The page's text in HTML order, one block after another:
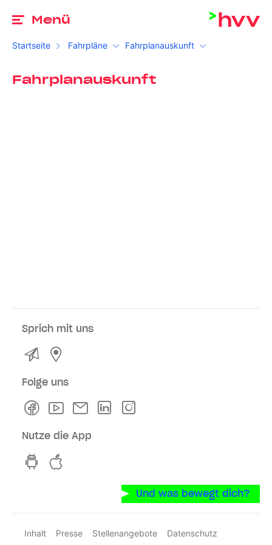
Menü
Startseite Fahrpläne Fahrplanauskunft
Fahrplanauskunft
Sprich mit uns
Kontakt
Folge uns
FacebookYoutubeNewsletterLinkedln
Nutze die App
hvv switch App auf GooglePlay
Und was bewegt dich?
Inhalt Presse Stellenangebote
Datenschutz